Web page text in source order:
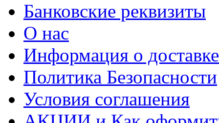
Банковские реквизиты
О нас
Информация о доставке
Политика Безопасности
Условия соглашения